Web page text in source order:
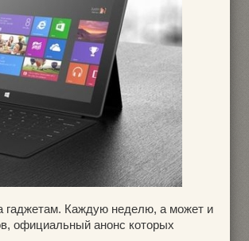
гаджетам. Каждую неделю, а может и
официальный анонс которых